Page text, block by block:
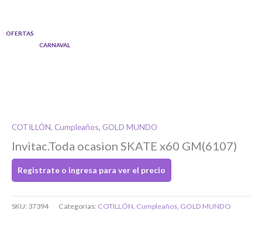
contenido
OFERTAS
CARNAVAL
COTILLÓN, Cumpleaños, GOLD MUNDO
Invitac.Toda ocasion SKATE x60 GM(6107)
Registrate o ingresa para ver el precio
SKU: 37394 Categorías: COTILLÓN Cumpleaños GOLD MUNDO
Si tenés cuenta...
Toca para ingresar